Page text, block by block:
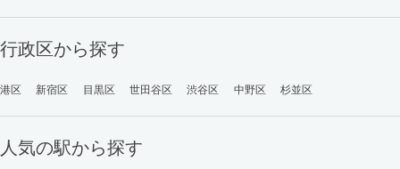
行政区から探す
港区 新宿区 目黒区 世田谷区 渋谷区 中野区 杉並区
人気の駅から探す